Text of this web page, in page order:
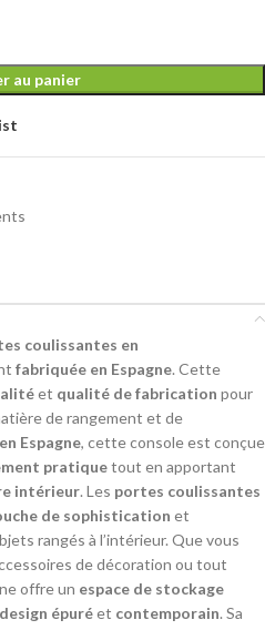
au panier
coulissantes en
fabriquée en Espagne. Cette
et qualité de fabrication pour
de rangement et de
Espagne, cette console est conçue
pratiquetout en apportant
intérieur. Les portes coulissantes
de sophistication et
rangés à l’intérieur. Que vous
de décoration ou tout
offre un espace de stockage
design épuréet contemporain. Sa